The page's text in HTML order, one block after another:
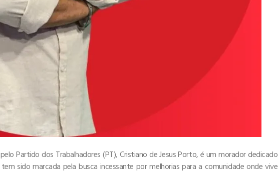
Partido dos Trabalhadores (PT), Cristiano de Jesus Porto, é um morador dedicado
sido marcada pela busca incessante por melhorias para a comunidade onde vive